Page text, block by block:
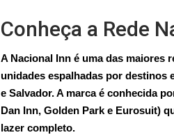
Conheça a Rede
A Nacional Inn é uma das maiores
unidades espalhadas por destinos
e Salvador. A marca é conhecida
Dan Inn, Golden Park e Eurosuit)
lazer completo.